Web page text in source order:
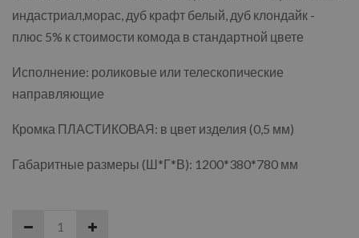
индастриал,морас, дуб крафт белый, дуб клондайк -
плюс 5% к стоимости комода в стандартной цвете
Исполнение: роликовые или телескопические
направляющие
Кромка ПЛАСТИКОВАЯ: в цвет изделия (0,5 мм)
Габаритные размеры (Ш*Г*В): 1200*380*780 мм